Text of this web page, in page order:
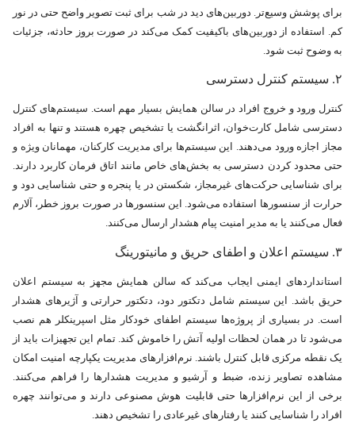
برای پوشش وسیع‌تر. دوربین‌های دید در شب برای ثبت تصویر واضح حتی در نور
کم. استفاده از دوربین‌های باکیفیت کمک می‌کند در صورت بروز حادثه، جزئیات
به‌ وضوح ثبت شود.
۲. سیستم کنترل دسترسی
کنترل ورود و خروج افراد در سالن همایش بسیار مهم است. سیستم‌های کنترل
دسترسی شامل کارت‌خوان، اثرانگشت یا تشخیص چهره هستند و تنها به افراد
مجاز اجازه ورود می‌دهند. این سیستم‌ها برای مدیریت کارکنان، مهمانان ویژه و
حتی محدود کردن دسترسی به بخش‌های خاص مانند اتاق فرمان کاربرد دارند.
برای شناسایی حرکت‌های غیرمجاز، شکستن در یا پنجره و حتی شناسایی دود و
حرارت از سنسورها استفاده می‌شود. این سنسورها در صورت بروز خطر، آلارم
فعال می‌کنند یا به مدیر امنیت پیام هشدار ارسال می‌کنند.
۳. سیستم اعلان و اطفای حریق و مانیتورینگ
استانداردهای ایمنی ایجاب می‌کند که سالن همایش مجهز به سیستم اعلان
حریق باشد. این سیستم شامل دتکتور دود، دتکتور حرارتی و آژیرهای هشدار
است. در بسیاری از پروژه‌ها سیستم اطفای خودکار مثل اسپرینکلر هم نصب
می‌شود تا در همان لحظات اولیه آتش را خاموش کند. تمام این تجهیزات باید از
یک نقطه مرکزی قابل کنترل باشند. نرم‌افزارهای مدیریت یکپارچه امنیت امکان
مشاهده تصاویر زنده، ضبط و آرشیو و مدیریت هشدارها را فراهم می‌کنند.
برخی از این نرم‌افزارها حتی قابلیت هوش مصنوعی دارند و می‌توانند چهره
افراد را شناسایی کنند یا رفتارهای غیرعادی را تشخیص دهند.